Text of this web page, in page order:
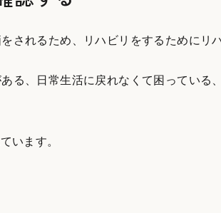
されるため、リハビリをするためにリ
る、日常生活に戻れなくて困っている
います。